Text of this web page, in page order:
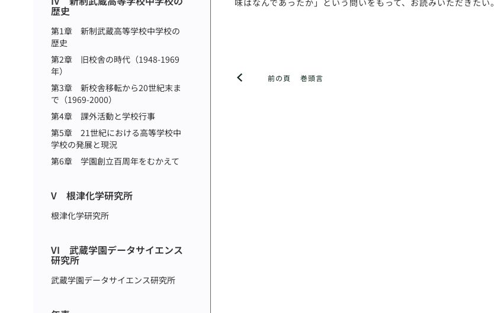
歴史
第1章 新制武蔵高等学校中学校の
歴史
第2章 旧校舎の時代（1948-1969
年）
第3章 新校舎移転から20世紀末ま
で（1969-2000）
第4章 課外活動と学校行事
第5章 21世紀における高等学校中
学校の発展と現況
第6章 学園創立百周年をむかえて
V 根津化学研究所
根津化学研究所
VI 武蔵学園データサイエンス
研究所
武蔵学園データサイエンス研究所
前の頁 巻頭言